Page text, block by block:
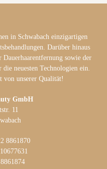
in Schwabach einzigartigen
Darüber hinaus
sowie der
neuesten Technologien ein.
von unserer Qualität!
GmbH
11
8861870